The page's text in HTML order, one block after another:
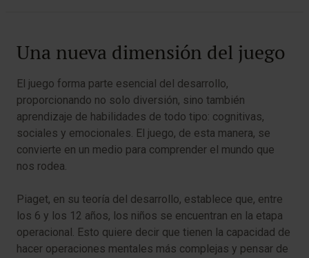
Una nueva dimensión del juego
El juego forma parte esencial del desarrollo,
proporcionando no solo diversión, sino también
aprendizaje de habilidades de todo tipo: cognitivas,
sociales y emocionales. El juego, de esta manera, se
convierte en un medio para comprender el mundo que
nos rodea.
Piaget, en su teoría del desarrollo, establece que, entre
los 6 y los 12 años, los niños se encuentran en la etapa
operacional. Esto quiere decir que tienen la capacidad de
hacer operaciones mentales más complejas y pensar de